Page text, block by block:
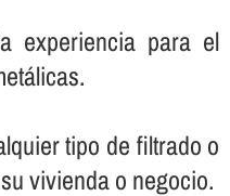
experiencia para el
tipo de filtrado o
vivienda o negocio.